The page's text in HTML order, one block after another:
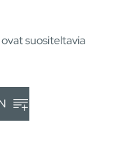
suositeltavia